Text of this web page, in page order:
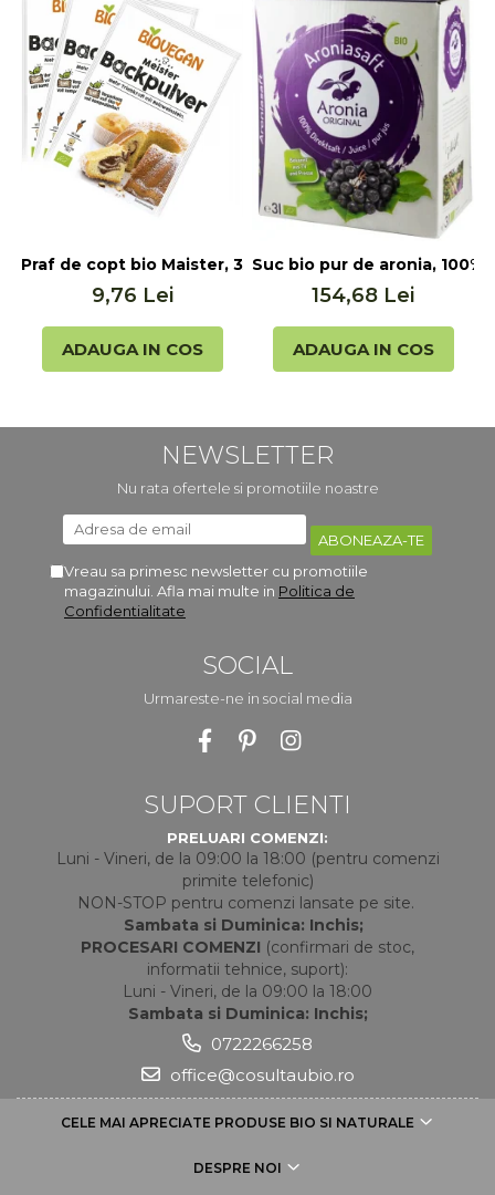
Praf de copt bio Maister, 3x17g Biovegan
9,76 Lei
ADAUGA IN COS
Suc bio pur de aronia, 100%
154,68 Lei
ADAUGA IN COS
NEWSLETTER
Nu rata ofertele si promotiile noastre
Vreau sa primesc newsletter cu promotiile
magazinului. Afla mai multe in Politica de
Confidentialitate
SOCIAL
Urmareste-ne in social media
SUPORT CLIENTI
PRELUARI COMENZI:
Luni - Vineri, de la 09:00 la 18:00 (pentru comenzi
primite telefonic)
NON-STOP pentru comenzi lansate pe site.
Sambata si Duminica: Inchis;
PROCESARI COMENZI (confirmari de stoc,
informatii tehnice, suport):
Luni - Vineri, de la 09:00 la 18:00
Sambata si Duminica: Inchis;
0722266258
office@cosultaubio.ro
CELE MAI APRECIATE PRODUSE BIO SI NATURALE
DESPRE NOI